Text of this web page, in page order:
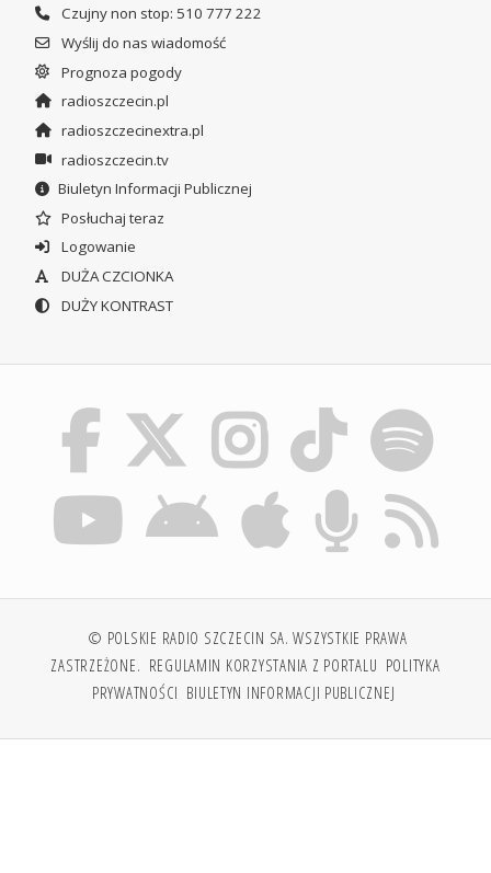
Czujny non stop: 510 777 222
Wyślij do nas wiadomość
Prognoza pogody
radioszczecin.pl
radioszczecinextra.pl
radioszczecin.tv
Biuletyn Informacji Publicznej
Posłuchaj teraz
Logowanie
DUŻA CZCIONKA
DUŻY KONTRAST
© POLSKIE RADIO SZCZECIN SA. WSZYSTKIE PRAWA
ZASTRZEŻONE. REGULAMIN KORZYSTANIA Z PORTALU POLITYKA
PRYWATNOŚCI BIULETYN INFORMACJI PUBLICZNEJ